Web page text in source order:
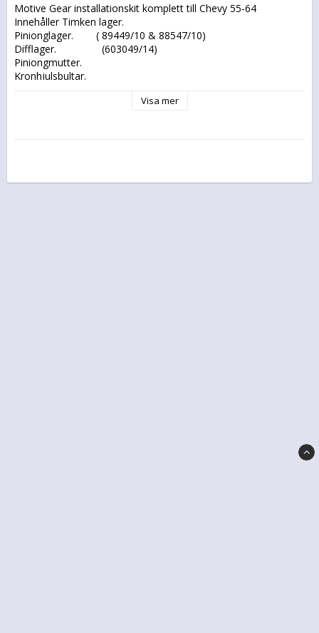
Motive Gear installationskit komplett till Chevy 55-64
Innehåller Timken lager.
Pinionglager.        ( 89449/10 & 88547/10)
Difflager.                (603049/14)
Piniongmutter.
Kronhjulsbultar.
Visa mer